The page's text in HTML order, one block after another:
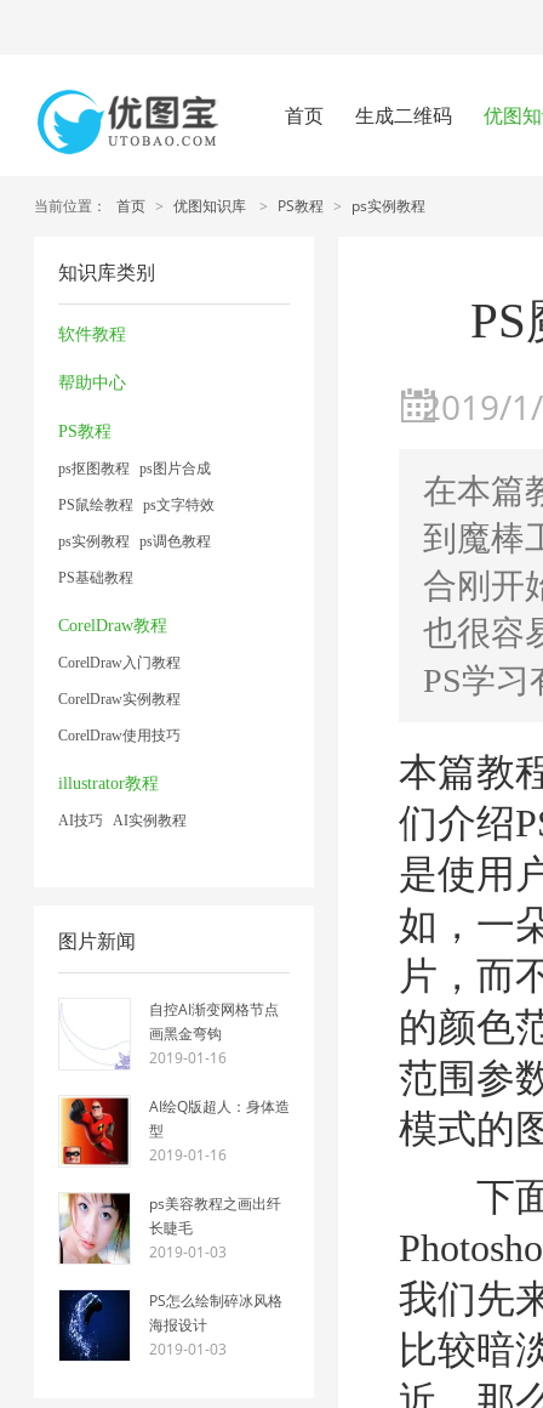
首页 生成二维码 优图
当前位置： 首页 > 优图知识库 > PS教程 > ps实例教程
知识库类别
软件教程
帮助中心
PS教程
ps抠图教程 ps图片合成
PS鼠绘教程 ps文字特效
ps实例教程 ps调色教程
PS基础教程
CorelDraw教程
CorelDraw入门教程
CorelDraw实例教程
CorelDraw使用技巧
illustrator教程
AI技巧 AI实例教程
图片新闻
自控AI渐变网格节点
画黑金弯钩
2019-01-16
AI绘Q版超人：身体造
型
2019-01-16
ps美容教程之画出纤
长睫毛
2019-01-03
PS怎么绘制碎冰风格
海报设计
2019-01-03
2019/
在本篇
到魔棒
合刚开
也很容
PS学习
本篇教
们介绍
是使用
如，一
片，而
的颜色
范围参
模式的
下面
我们先
比较暗